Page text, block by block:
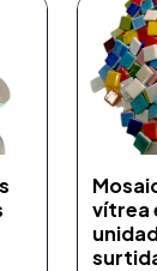
vítrea